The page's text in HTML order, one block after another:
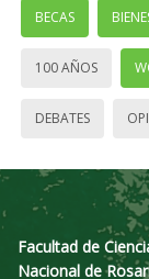
BECAS
100 AÑOS
DEBATES
Facultad de
Nacional de